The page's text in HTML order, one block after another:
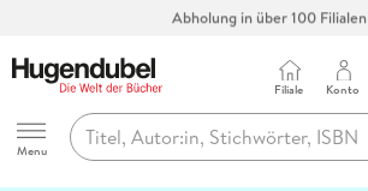
Abholung in über 100 Filialen
Hugendubel
Menu
Filiale Konto